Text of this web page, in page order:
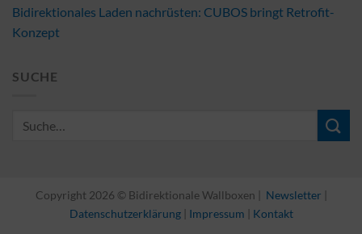
Bidirektionales Laden nachrüsten: CUBOS bringt Retrofit-
Konzept
SUCHE
Copyright 2026 © Bidirektionale Wallboxen | Newsletter
Datenschutzerklärung
Impressum Kontakt